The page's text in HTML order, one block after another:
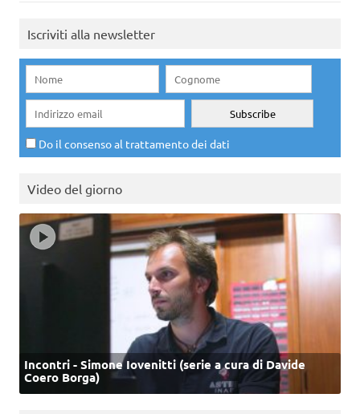
Iscriviti alla newsletter
Do il consenso al trattamento dei dati
Video del giorno
Incontri - Simone Iovenitti (serie a cura di Davide
Coero Borga)